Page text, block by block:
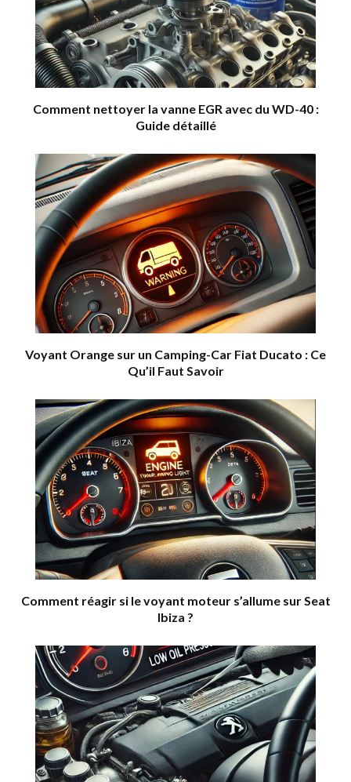
Comment nettoyer la vanne EGR avec du WD-40 :
Guide détaillé
Voyant Orange sur un Camping-Car Fiat Ducato : Ce
Qu’il Faut Savoir
Comment réagir si le voyant moteur s’allume sur Seat
Ibiza ?